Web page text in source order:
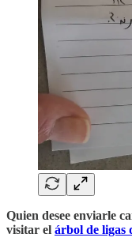
Quien desee enviarle
visitar el árbol de ligas